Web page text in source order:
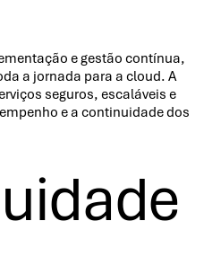
e gestão contínua,
a jornada para a cloud. A
seguros, escaláveis e
e a continuidade dos